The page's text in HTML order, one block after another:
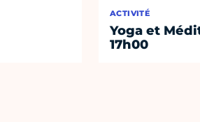
ACTIVITÉ
Yoga et
17h00